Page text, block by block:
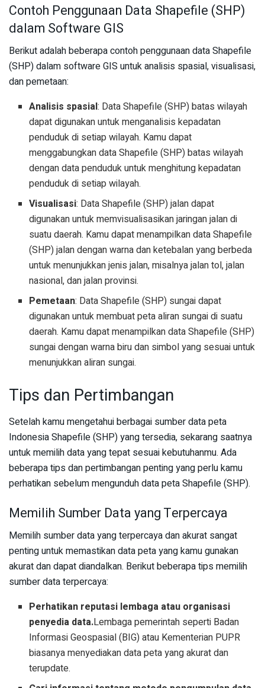
Contoh Penggunaan Data Shapefile (SHP)
dalam Software GIS
Berikut adalah beberapa contoh penggunaan data Shapefile
(SHP) dalam software GIS untuk analisis spasial, visualisasi,
dan pemetaan:
Analisis spasial: Data Shapefile (SHP) batas wilayah
dapat digunakan untuk menganalisis kepadatan
penduduk di setiap wilayah. Kamu dapat
menggabungkan data Shapefile (SHP) batas wilayah
dengan data penduduk untuk menghitung kepadatan
penduduk di setiap wilayah.
Visualisasi: Data Shapefile (SHP) jalan dapat
digunakan untuk memvisualisasikan jaringan jalan di
suatu daerah. Kamu dapat menampilkan data Shapefile
(SHP) jalan dengan warna dan ketebalan yang berbeda
untuk menunjukkan jenis jalan, misalnya jalan tol, jalan
nasional, dan jalan provinsi.
Pemetaan: Data Shapefile (SHP) sungai dapat
digunakan untuk membuat peta aliran sungai di suatu
daerah. Kamu dapat menampilkan data Shapefile (SHP)
sungai dengan warna biru dan simbol yang sesuai untuk
menunjukkan aliran sungai.
Tips dan Pertimbangan
Setelah kamu mengetahui berbagai sumber data peta
Indonesia Shapefile (SHP) yang tersedia, sekarang saatnya
untuk memilih data yang tepat sesuai kebutuhanmu. Ada
beberapa tips dan pertimbangan penting yang perlu kamu
perhatikan sebelum mengunduh data peta Shapefile (SHP).
Memilih Sumber Data yang Terpercaya
Memilih sumber data yang terpercaya dan akurat sangat
penting untuk memastikan data peta yang kamu gunakan
akurat dan dapat diandalkan. Berikut beberapa tips memilih
sumber data terpercaya:
Perhatikan reputasi lembaga atau organisasi
penyedia data.Lembaga pemerintah seperti Badan
Informasi Geospasial (BIG) atau Kementerian PUPR
biasanya menyediakan data peta yang akurat dan
terupdate.